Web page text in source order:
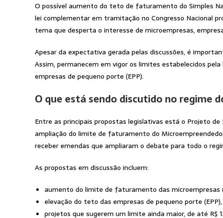
O possível aumento do teto de faturamento do Simples
lei complementar em tramitação no Congresso Nacional
tema que desperta o interesse de microempresas,
Apesar da expectativa gerada pelas discussões, é
Assim, permanecem em vigor os limites estabelecidos
empresas de pequeno porte (EPP).
O que está sendo discutido no regime
Entre as principais propostas legislativas está o Projeto
ampliação do limite de faturamento do
receber emendas que ampliaram o debate para todo o
As propostas em discussão incluem:
aumento do limite de faturamento das microempresas
elevação do teto das empresas de pequeno porte
projetos que sugerem um limite ainda maior, de até R$